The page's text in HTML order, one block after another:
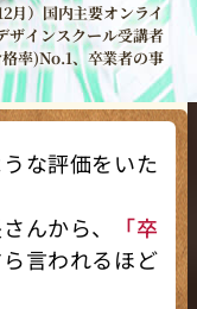
月）国内主要オンライ
ザインスクール受講者
率)No.1、卒業者の事
な評価をいた
んから、
「卒
ら言われるほど